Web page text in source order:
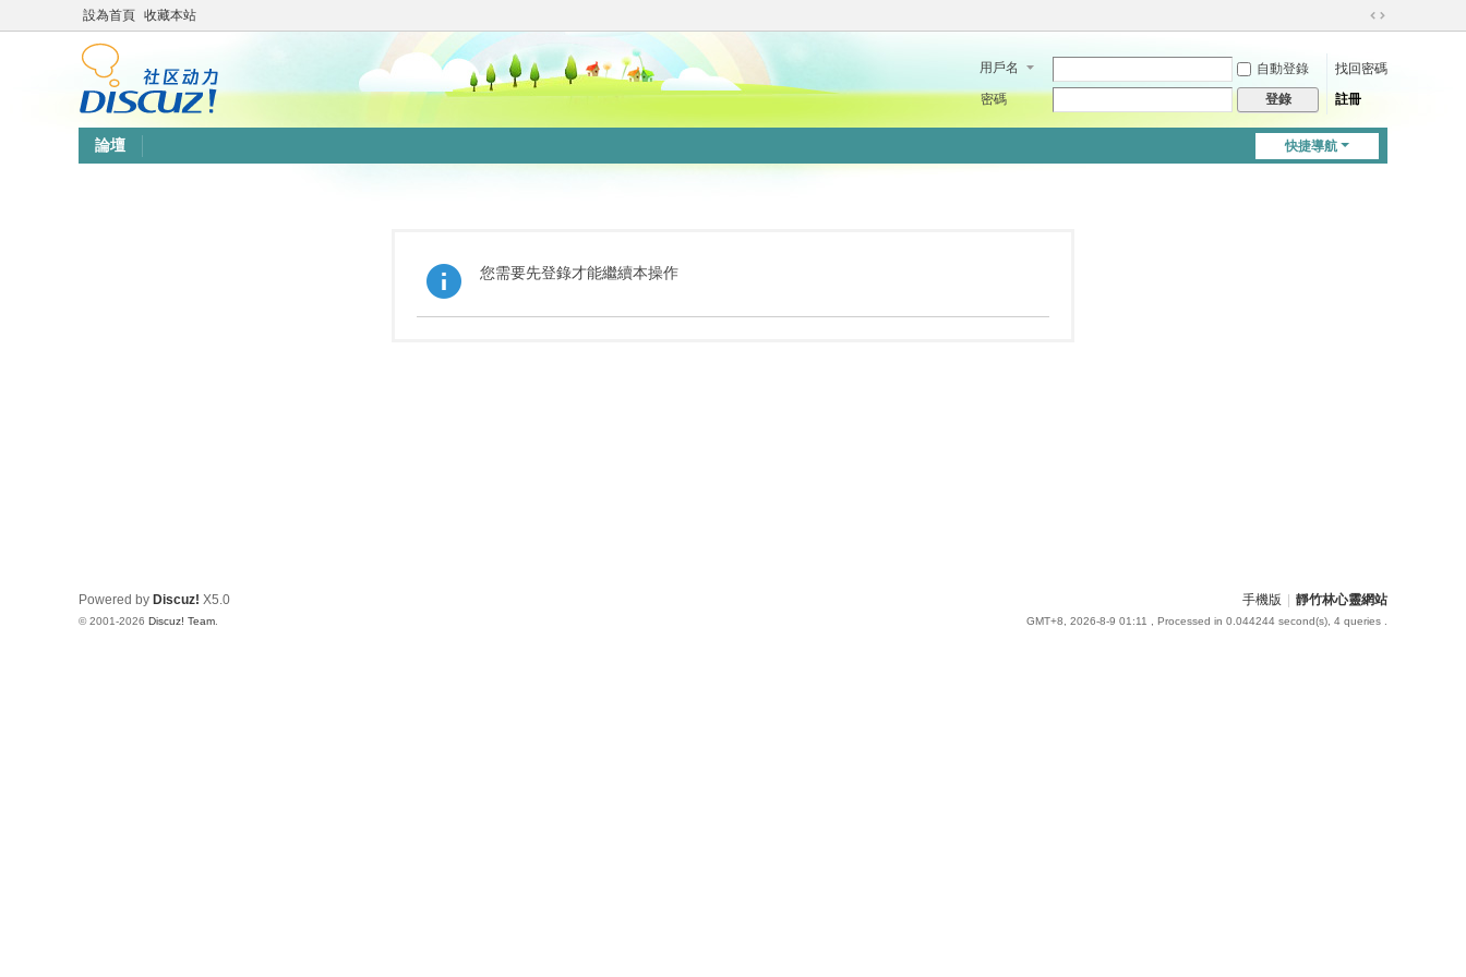
設為首頁 收藏本站
切
到
用戶名 自動登錄
找回密碼
密碼
登錄 註冊
快捷導航
論壇
您需要先登錄才能繼續本操作
手機版 靜竹林心靈網站
GMT+8, 2026-8-9 01:11 , Processed in 0.044244 second(s), 4 queries .
Powered by Discuz! X5.0
© 2001-2026 Discuz! Team